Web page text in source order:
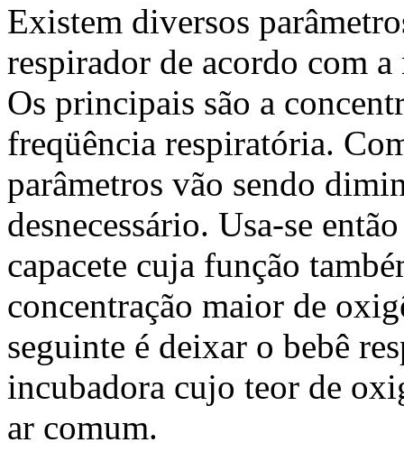
Existem diversos
respirador de acordo com
Os principais são a
freqüência respiratória.
parâmetros vão sendo
desnecessário. Usa-se
capacete cuja função
concentração maior de
seguinte é deixar o bebê
incubadora cujo teor de
ar comum.